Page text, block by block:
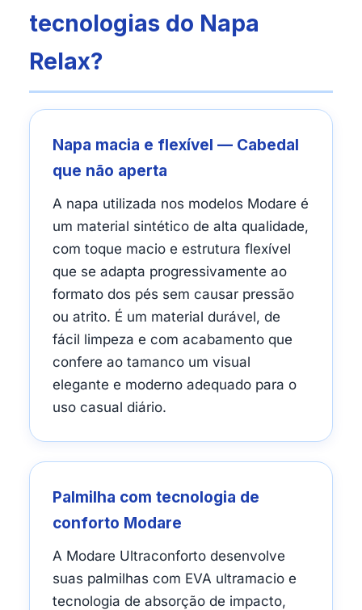
tecnologias do Napa
Relax?
Napa macia e flexível — Cabedal
que não aperta
A napa utilizada nos modelos Modare é
um material sintético de alta qualidade,
com toque macio e estrutura flexível
que se adapta progressivamente ao
formato dos pés sem causar pressão
ou atrito. É um material durável, de
fácil limpeza e com acabamento que
confere ao tamanco um visual
elegante e moderno adequado para o
uso casual diário.
Palmilha com tecnologia de
conforto Modare
A Modare Ultraconforto desenvolve
suas palmilhas com EVA ultramacio e
tecnologia de absorção de impacto,